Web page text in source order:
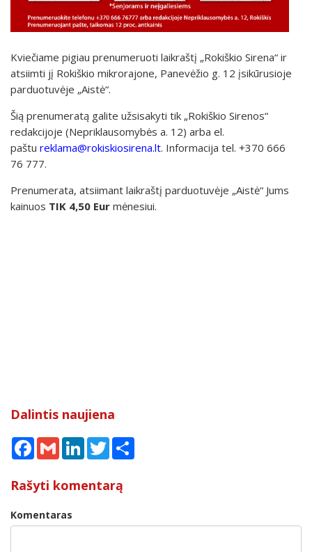
Kviečiame pigiau prenumeruoti laikraštį „Rokiškio Sirena“ ir
atsiimti jį Rokiškio mikrorajone, Panevėžio g. 12 įsikūrusioje
parduotuvėje „Aistė“.
Šią prenumeratą galite užsisakyti tik „Rokiškio Sirenos“
redakcijoje (Nepriklausomybės a. 12) arba el.
paštu reklama@rokiskiosirena.lt. Informacija tel. +370 666
76 777.
Prenumerata, atsiimant laikraštį parduotuvėje „Aistė“ Jums
kainuos TIK 4,50 Eur mėnesiui.
Dalintis naujiena
Facebook
Gmail LinkedInTwitter
Rašyti komentarą
Komentaras